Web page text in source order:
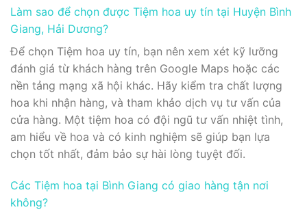
Làm sao để chọn được Tiệm hoa uy tín tại Huyện Bình
Giang, Hải Dương?
Để chọn Tiệm hoa uy tín, bạn nên xem xét kỹ lưỡng
đánh giá từ khách hàng trên Google Maps hoặc các
nền tảng mạng xã hội khác. Hãy kiểm tra chất lượng
hoa khi nhận hàng, và tham khảo dịch vụ tư vấn của
cửa hàng. Một tiệm hoa có đội ngũ tư vấn nhiệt tình,
am hiểu về hoa và có kinh nghiệm sẽ giúp bạn lựa
chọn tốt nhất, đảm bảo sự hài lòng tuyệt đối.
Các Tiệm hoa tại Bình Giang có giao hàng tận nơi
không?